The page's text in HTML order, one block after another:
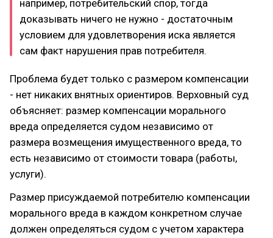
например, потребительский спор, тогда
доказывать ничего не нужно - достаточным
условием для удовлетворения иска является
сам факт нарушения прав потребителя.
Проблема будет только с размером компенсации
- нет никаких внятных ориентиров. Верховный суд
объясняет: размер компенсации морального
вреда определяется судом независимо от
размера возмещения имущественного вреда, то
есть независимо от стоимости товара (работы,
услуги).
Размер присуждаемой потребителю компенсации
морального вреда в каждом конкретном случае
должен определяться судом с учетом характера